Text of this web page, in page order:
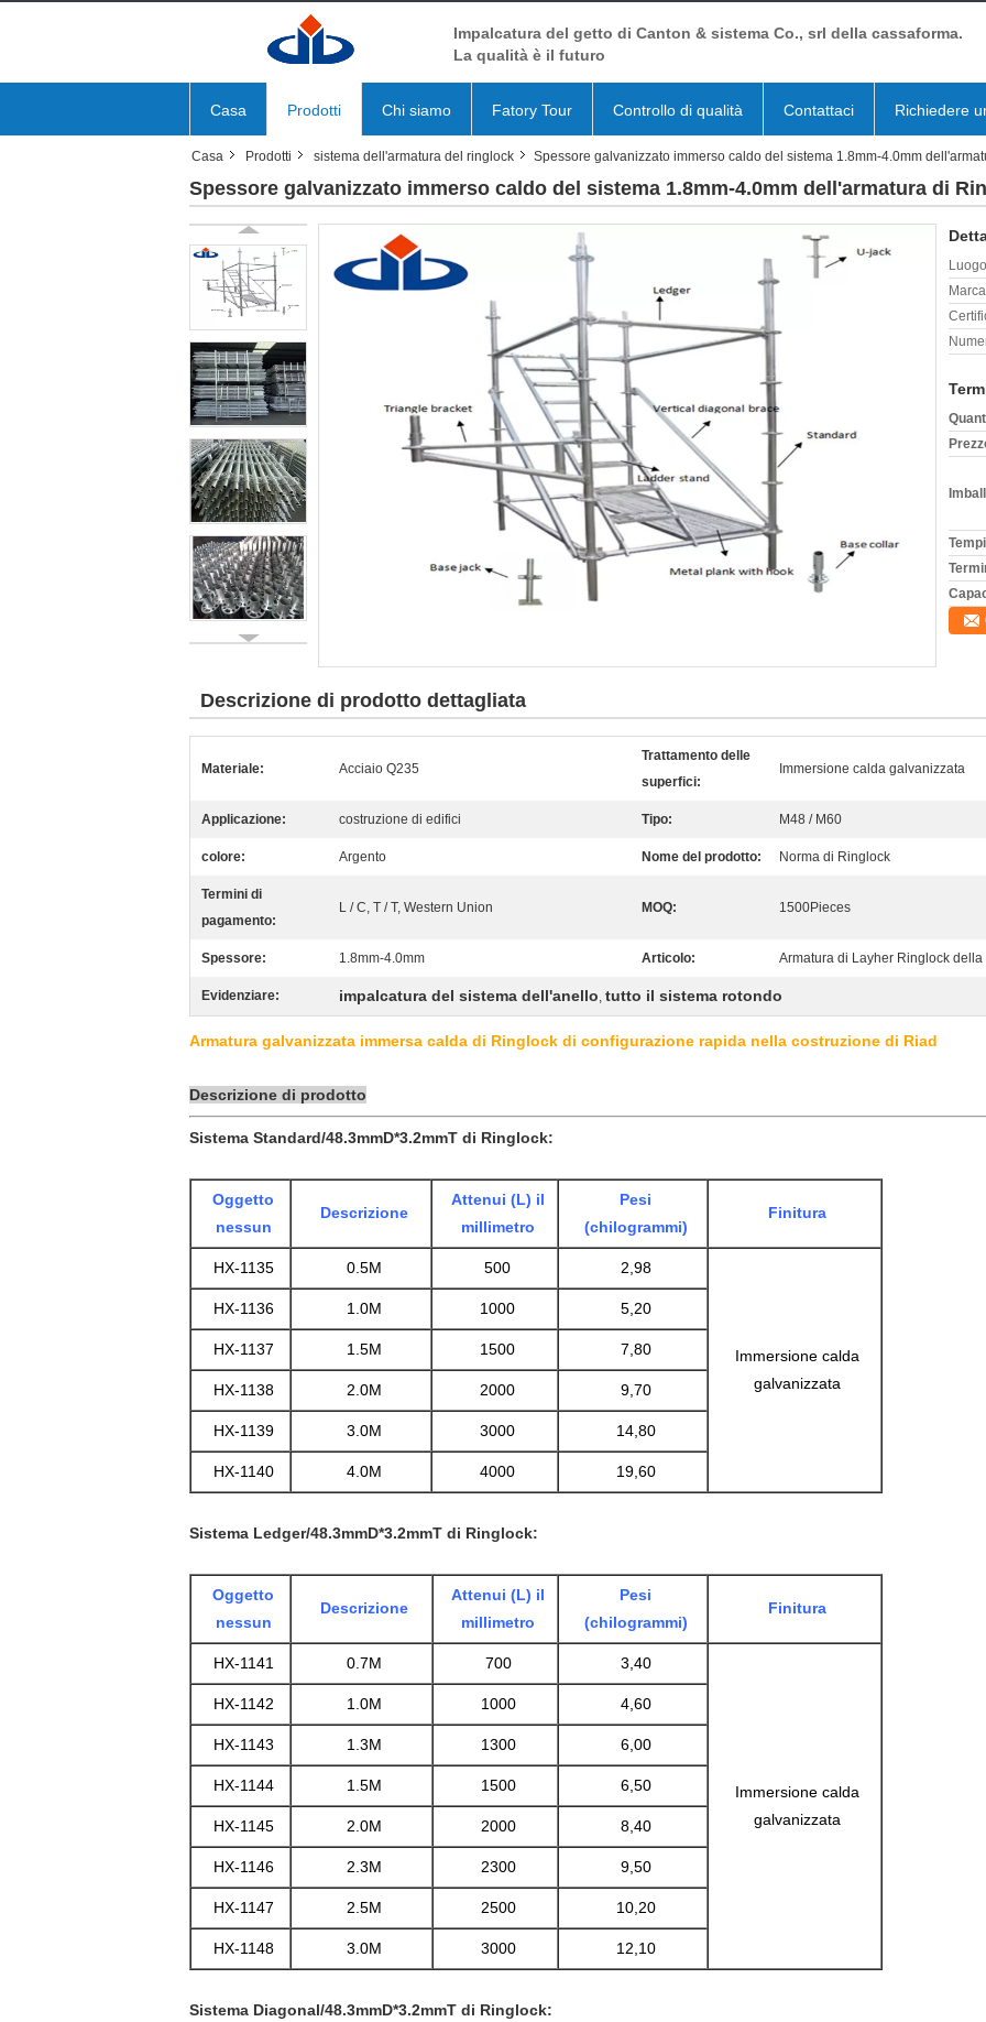
Impalcatura del getto di Canton & sistema Co., srl della cassaforma.
La qualità è il futuro
Casa Prodotti Chi siamo Fatory Tour Controllo di qualità Contattaci Richiedere
Casa Prodotti sistema dell'armatura del ringlock Spessore galvanizzato immerso caldo del sistema 1.8mm-4.0mm
Spessore galvanizzato immerso caldo del sistema 1.8mm-4.0mm dell'armatura di
Descrizione di prodotto dettagliata
Materiale: Acciaio Q235
Trattamento delle
superfici:
Immersione calda galvanizzata
Applicazione: costruzione di edifici Tipo: M48 / M60
colore: Argento Nome del prodotto: Norma di Ringlock
Termini di
pagamento:
L / C, T / T, Western Union MOQ: 1500Pieces
Spessore: 1.8mm-4.0mm Articolo: Armatura di Layher Ringlock della
Evidenziare: impalcatura del sistema dell'anello, tutto il sistema rotondo
Armatura galvanizzata immersa calda di Ringlock di configurazione rapida nella costruzione di Riad
Descrizione di prodotto
Sistema Standard/48.3mmD*3.2mmT di Ringlock:
Oggetto
nessun
Descrizione
Attenui (L) il
millimetro
Pesi
(chilogrammi)
Finitura
HX-1135 0.5M 500 2,98
Immersione calda
galvanizzata
HX-1136 1.0M 1000 5,20
HX-1137 1.5M 1500 7,80
HX-1138 2.0M 2000 9,70
HX-1139 3.0M 3000 14,80
HX-1140 4.0M 4000 19,60
Sistema Ledger/48.3mmD*3.2mmT di Ringlock:
Oggetto
nessun
Descrizione
Attenui (L) il
millimetro
Pesi
(chilogrammi)
Finitura
HX-1141 0.7M 700 3,40
Immersione calda
galvanizzata
HX-1142 1.0M 1000 4,60
HX-1143 1.3M 1300 6,00
HX-1144 1.5M 1500 6,50
HX-1145 2.0M 2000 8,40
HX-1146 2.3M 2300 9,50
HX-1147 2.5M 2500 10,20
HX-1148 3.0M 3000 12,10
Sistema Diagonal/48.3mmD*3.2mmT di Ringlock: